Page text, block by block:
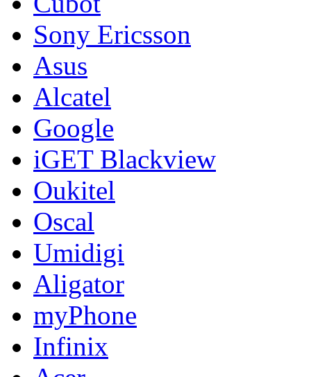
Sony Ericsson
Asus
Alcatel
Google
iGET Blackview
Oukitel
Oscal
Umidigi
Aligator
myPhone
Infinix